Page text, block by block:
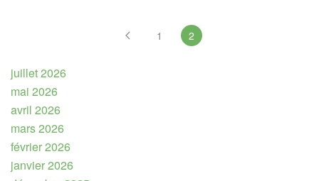
1 2
juillet 2026
mai 2026
avril 2026
mars 2026
février 2026
janvier 2026